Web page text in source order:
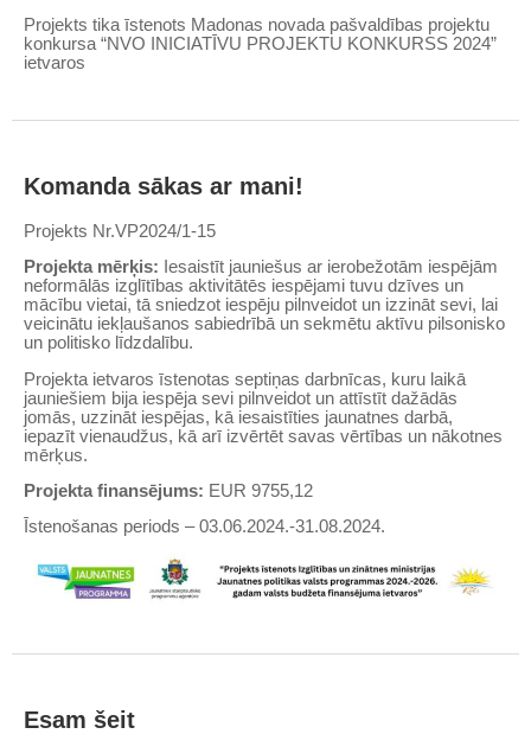
Projekts tika īstenots Madonas novada pašvaldības projektu
konkursa “NVO INICIATĪVU PROJEKTU KONKURSS 2024”
ietvaros
Komanda sākas ar mani!
Projekts Nr.VP2024/1-15
Projekta mērķis: Iesaistīt jauniešus ar ierobežotām iespējām
neformālās izglītības aktivitātēs iespējami tuvu dzīves un
mācību vietai, tā sniedzot iespēju pilnveidot un izzināt sevi, lai
veicinātu iekļaušanos sabiedrībā un sekmētu aktīvu pilsonisko
un politisko līdzdalību.
Projekta ietvaros īstenotas septiņas darbnīcas, kuru laikā
jauniešiem bija iespēja sevi pilnveidot un attīstīt dažādās
jomās, uzzināt iespējas, kā iesaistīties jaunatnes darbā,
iepazīt vienaudžus, kā arī izvērtēt savas vērtības un nākotnes
mērķus.
Projekta finansējums: EUR 9755,12
Īstenošanas periods – 03.06.2024.-31.08.2024.
Esam šeit